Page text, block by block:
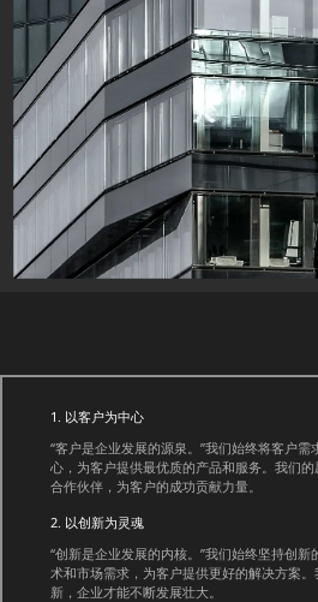
1. 以客户为中心
“客户是企业发展的源泉。”我们始终将客户需
心，为客户提供最优质的产品和服务。我们
合作伙伴，为客户的成功贡献力量。
2. 以创新为灵魂
“创新是企业发展的内核。”我们始终坚持创
术和市场需求，为客户提供更好的解决方案
新，企业才能不断发展壮大。